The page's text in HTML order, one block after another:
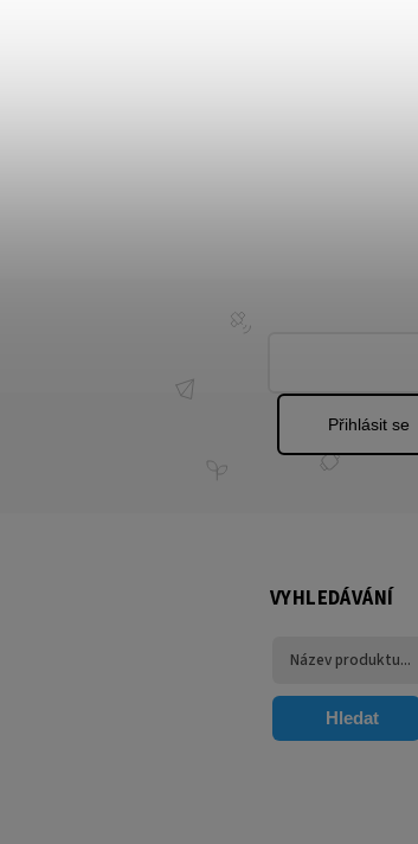
Přihlásit se
VYHLEDÁVÁNÍ
Hledat